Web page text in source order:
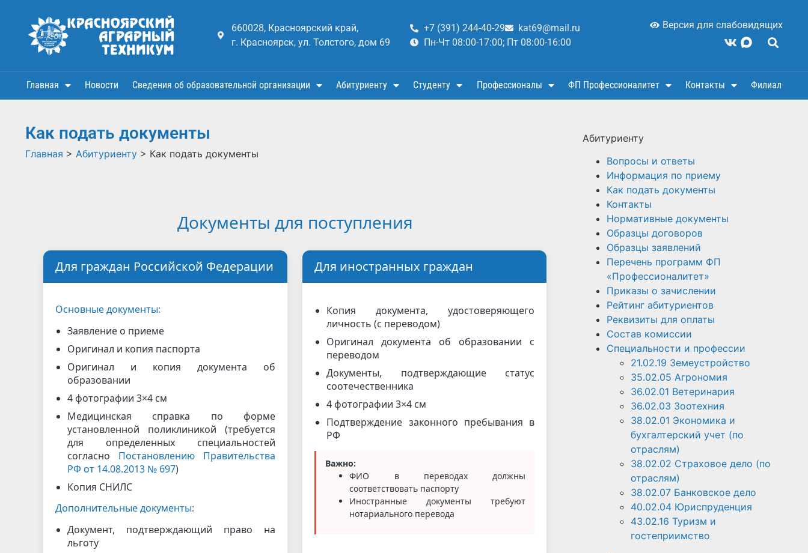
660028, Красноярский край,
г. Красноярск, ул. Толстого, дом 69
+7 (391) 244-40-29
kat69@mail.ru
Пн-Чт 08:00-17:00; Пт 08:00-16:00
Версия для слабовидящих
Главная Новости Сведения об образовательной организации Абитуриенту Студенту Профессионалы ФП Профессионалитет Контакты Филиал
Как подать документы
Главная > Абитуриенту > Как подать документы
Документы для поступления
Для граждан Российской Федерации
Основные документы:
Заявление о приеме
Оригинал и копия паспорта
Оригинал и копия документа об
образовании
4 фотографии 3×4 см
Медицинская справка по форме
установленной поликлиникой (требуется
для определенных специальностей
согласно Постановлению Правительства
РФ от 14.08.2013 № 697)
Копия СНИЛС
Дополнительные документы:
Документ, подтверждающий право на
льготу
Для иностранных граждан
Копия документа, удостоверяющего
личность (с переводом)
Оригинал документа об образовании с
переводом
Документы, подтверждающие статус
соотечественника
4 фотографии 3×4 см
Подтверждение законного пребывания в
РФ
Важно:
ФИО в переводах должны
соответствовать паспорту
Иностранные документы требуют
нотариального перевода
Абитуриенту
Вопросы и ответы
Информация по приему
Как подать документы
Контакты
Нормативные документы
Образцы договоров
Образцы заявлений
Перечень программ ФП
«Профессионалитет»
Приказы о зачислении
Рейтинг абитуриентов
Реквизиты для оплаты
Состав комиссии
Специальности и профессии
21.02.19 Земеустройство
35.02.05 Агрономия
36.02.01 Ветеринария
36.02.03 Зоотехния
38.02.01 Экономика и
бухгалтерский учет (по
отраслям)
38.02.02 Страховое дело (по
отраслям)
38.02.07 Банковское дело
40.02.04 Юриспруденция
43.02.16 Туризм и
гостеприимство